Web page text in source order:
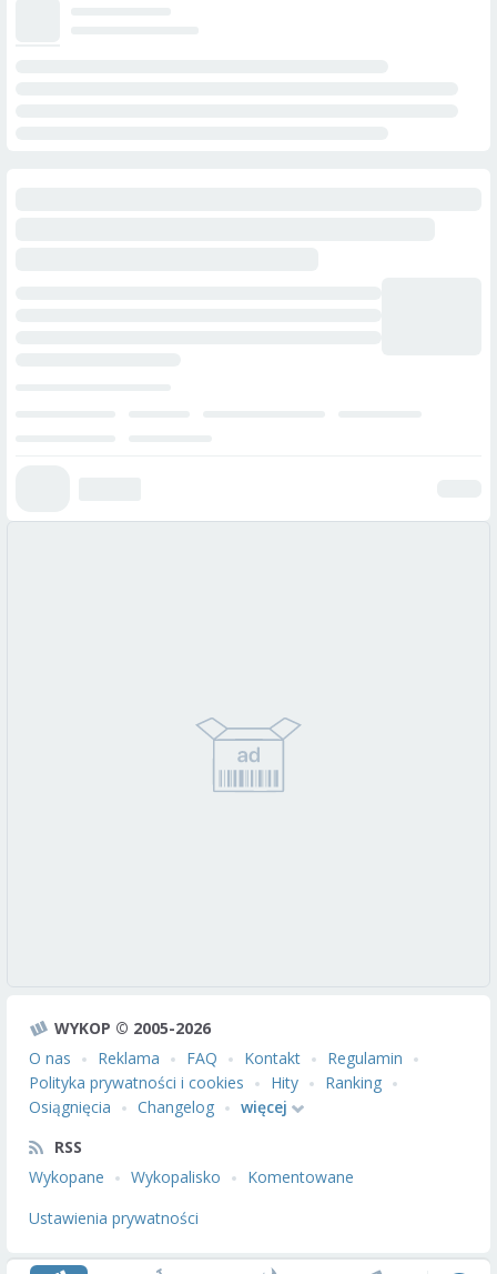
WYKOP © 2005-2026
O nas
Reklama FAQ Kontakt
Regulamin
Polityka prywatności i cookies
Hity
Ranking
Osiągnięcia
Changelog
więcej
RSS
Wykopane
Wykopalisko
Komentowane
Ustawienia prywatności